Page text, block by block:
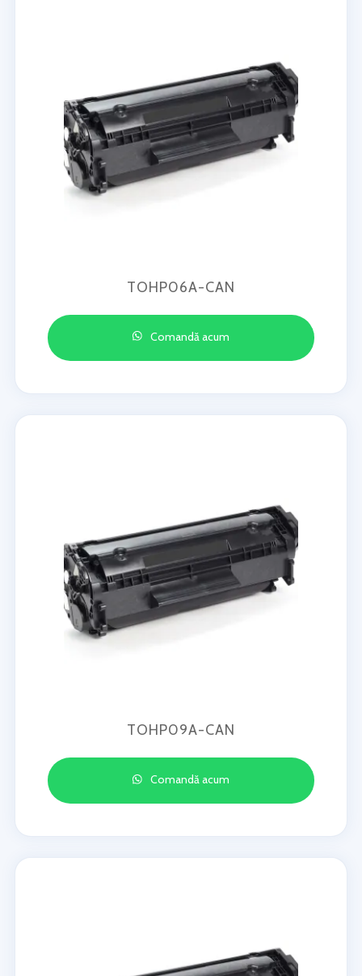
TOHP06A-CAN
Comandă acum
TOHP09A-CAN
Comandă acum